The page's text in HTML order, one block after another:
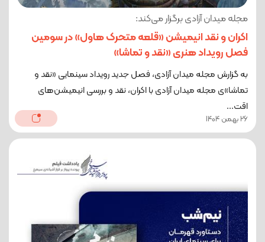
مجله میدان آزادی برگزار می‌کند:
اکران و نقد انیمیشن «قلعه متحرک هاول» در سومین
فصل رویداد هنری «نقد و تماشا»
به گزارش مجله میدان آزادی، فصل جدید رویداد سینمایی «نقد و
تماشا»ی مجله میدان آزادی با اکران، نقد و بررسی انیمیشن‌های
اقت...
26 بهمن 1404